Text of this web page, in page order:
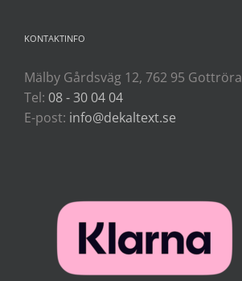
KONTAKTINFO
Mälby Gårdsväg 12, 762 95 Gottröra
Tel: 08 - 30 04 04
E-post: info@dekaltext.se